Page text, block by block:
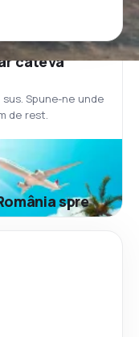
câteva
Spune-ne unde
de rest.
spre